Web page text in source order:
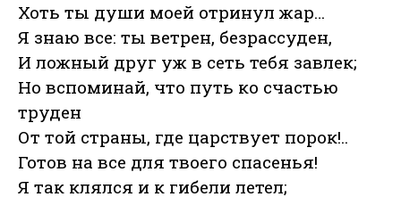
Хоть ты души моей отринул жар…
Я знаю все: ты ветрен, безрассуден,
И ложный друг уж в сеть тебя завлек;
Но вспоминай, что путь ко счастью
труден
От той страны, где царствует порок!..
Готов на все для твоего спасенья!
Я так клялся и к гибели летел;